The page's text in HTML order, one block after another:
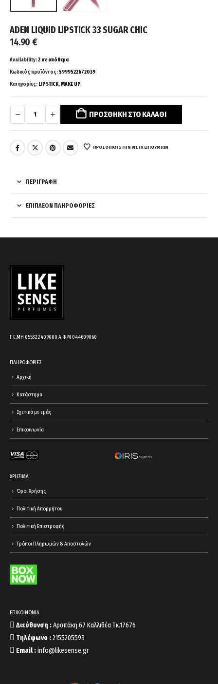
ADEN LIQUID LIPSTICK 33 SUGAR CHIC
14.90 €
Availability:2 σε απόθεμα
Κωδικός προϊόντος:5999522672039
Κατηγορίες: LIPSTICK, MAKE UP
ΠΡΟΣΘΉΚΗ ΣΤΟ ΚΑΛΆΘΙ
ΠΡΌΣΘΉΚΗ ΣΤΗΝ ΛΊΣΤΑ ΕΠΙΘΥΜΙΏΝ
ΠΕΡΙΓΡΑΦΉ
ΕΠΙΠΛΈΟΝ ΠΛΗΡΟΦΟΡΊΕΣ
Γ.Ε.ΜΗ 055322409000 Α.Φ.Μ 044609060
ΠΛΗΡΟΦΟΡΙΕΣ
Αρχική
Κατάστημα
Σχετικά με εμάς
Επικοινωνία
ΧΡΗΣΙΜΑ
Όροι Χρήσης
Πολιτική Απορρήτου
Πολιτική Επιστροφής
Τρόποι Πληρωμών & Αποστολών
ΕΠΙΚΟΙΝΩΝΙΑ
Διεύθυνση :Αραπάκη 67 Καλλιθέα Τκ.17676
Τηλέφωνο :2155205593
Email :info@likesense.gr